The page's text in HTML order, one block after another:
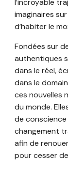
l’incroyable
imaginaires
d’habiter le
Fondées sur
authentiques
dans le réel,
dans le
ces nouvelles
du monde.
de
changement
afin de
pour cesser